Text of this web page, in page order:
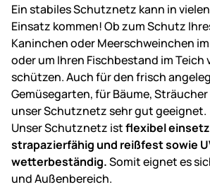
Ein stabiles Schutznetz kann in
Einsatz kommen! Ob zum Schutz
Kaninchen oder Meerschweinchen
oder um Ihren Fischbestand im Teich
schützen. Auch für den frisch
Gemüsegarten, für Bäume,
unser Schutznetz sehr gut geeignet.
Unser Schutznetz istflexibel
strapazierfähig und reißfest sowie
wetterbeständig.Somit eignet es
und Außenbereich.